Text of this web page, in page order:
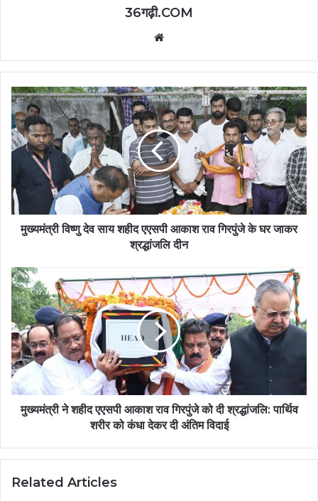
36गढ़ी.COM
मुख्यमंत्री विष्णु देव साय शहीद एएसपी आकाश राव गिरपुंजे के घर जाकर
श्रद्धांजलि दीन
मुख्यमंत्री ने शहीद एएसपी आकाश राव गिरपुंजे को दी श्रद्धांजलि: पार्थिव
शरीर को कंधा देकर दी अंतिम विदाई
Related Articles